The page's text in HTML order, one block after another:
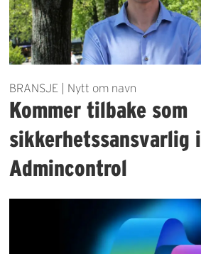
BRANSJE | Nytt om navn
Kommer tilbake som
sikkerhetssansvarlig i
Admincontrol